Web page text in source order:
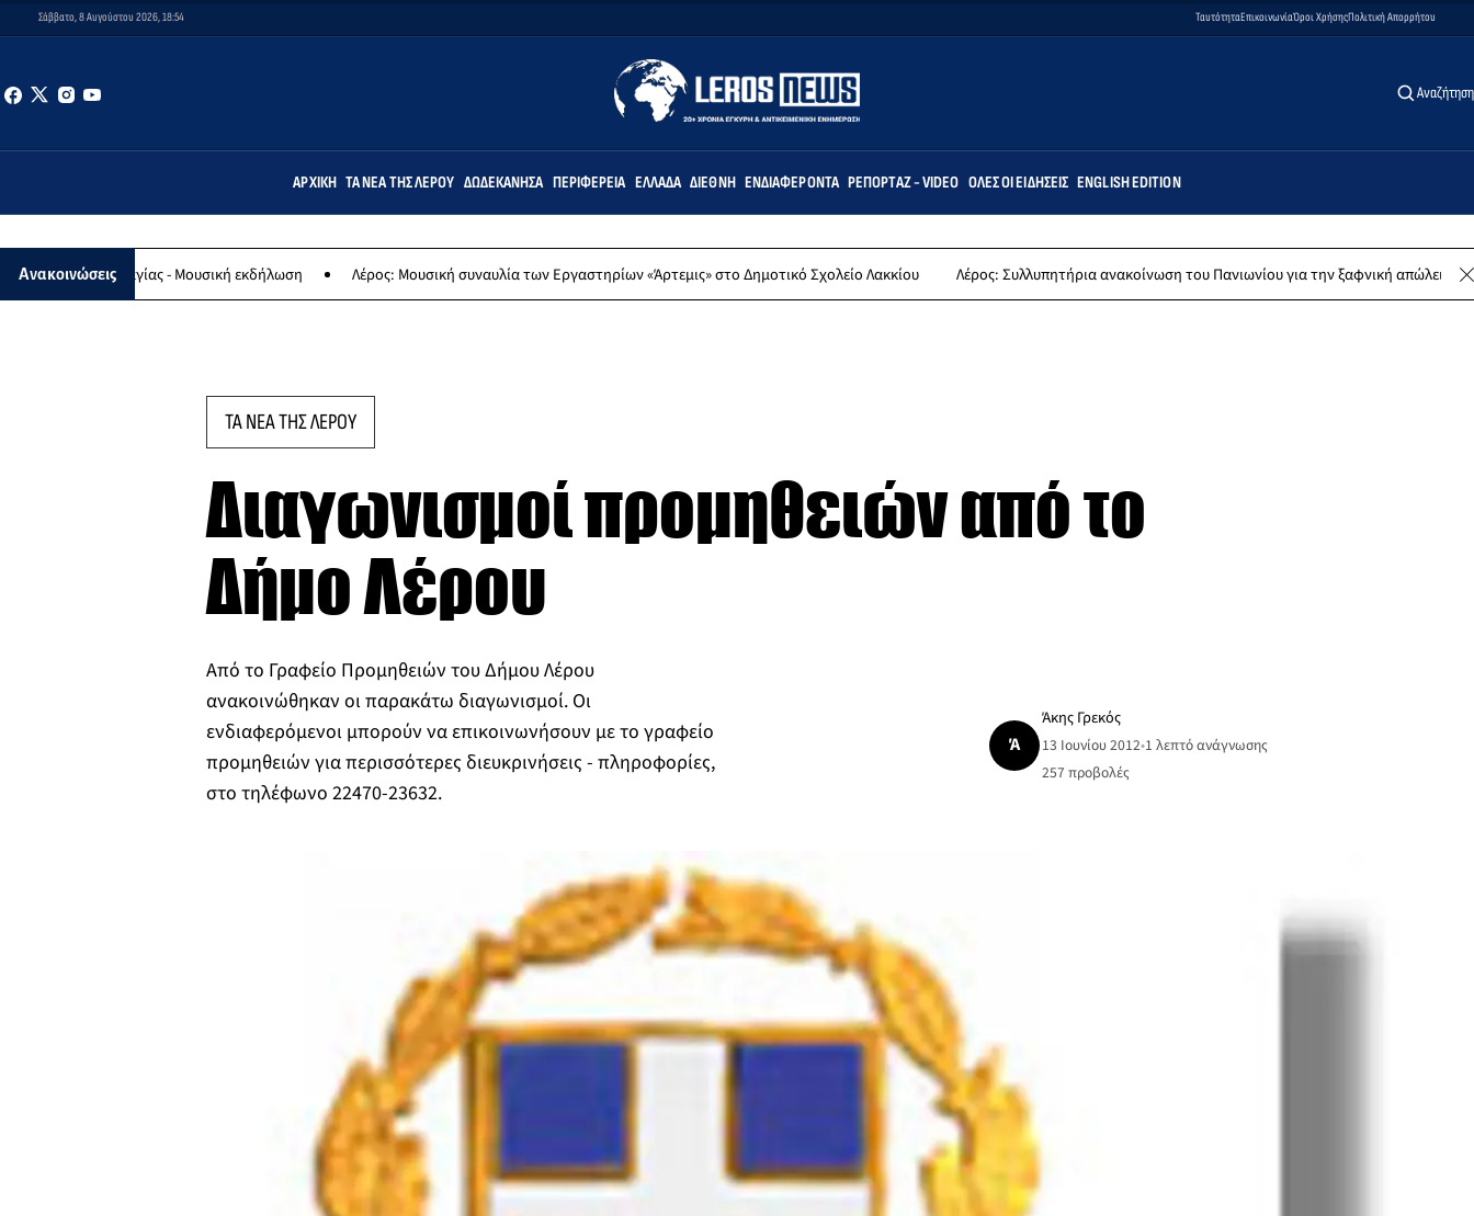
Σάββατο, 8 Αυγούστου 2026, 18:54 ΤαυτότηταΕπικοινωνίαΌροι ΧρήσηςΠολιτική Απορρήτου
Αναζήτηση
ΑΡΧΙΚΉ ΤΑ ΝΈΑ ΤΗΣ ΛΈΡΟΥ ΔΩΔΕΚΆΝΗΣΑ ΠΕΡΙΦΈΡΕΙΑ ΕΛΛΆΔΑ ΔΙΕΘΝΉ ΕΝΔΙΑΦΈΡΟΝΤΑ ΡΕΠΟΡΤΆΖ - VIDEO ΌΛΕΣ ΟΙ ΕΙΔΉΣΕΙΣ ENGLISH EDITION
Ανακοινώσεις
Παναγίας - Μουσική εκδήλωση Λέρος: Μουσική συναυλία των Εργαστηρίων «Άρτεμις» στο Δημοτικό Σχολείο Λακκίου Λέρος: Συλλυπητήρια ανακοίνωση του Πανιωνίου για την ξαφνική απώλεια του Δημήτρη
ΤΑ ΝΕΑ ΤΗΣ ΛΕΡΟΥ
Διαγωνισμοί προμηθειών από το
Δήμο Λέρου
Από το Γραφείο Προμηθειών του Δήμου Λέρου
ανακοινώθηκαν οι παρακάτω διαγωνισμοί. Οι
ενδιαφερόμενοι μπορούν να επικοινωνήσουν με το γραφείο
προμηθειών για περισσότερες διευκρινήσεις - πληροφορίες,
στο τηλέφωνο 22470-23632.
Ά
Άκης Γρεκός
13 Ιουνίου 2012•1 λεπτό ανάγνωσης
257 προβολές